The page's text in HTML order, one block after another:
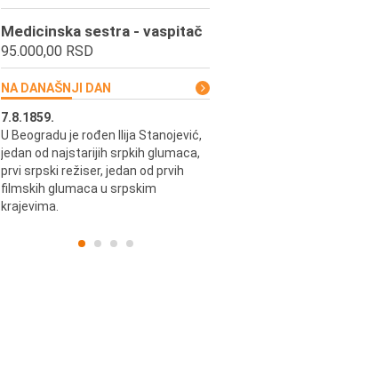
Medicinska sestra - vaspitač
95.000,00 RSD
NA DANAŠNJI DAN
7.8.1859.
U Beogradu je rođen Ilija Stanojević,
jedan od najstarijih srpkih glumaca,
prvi srpski režiser, jedan od prvih
filmskih glumaca u srpskim
krajevima.